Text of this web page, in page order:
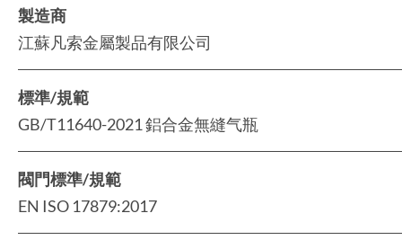
製造商
江蘇凡索金屬製品有限公司
標準/規範
GB/T11640-2021 鋁合金無縫气瓶
閥門標準/規範
EN ISO 17879:2017